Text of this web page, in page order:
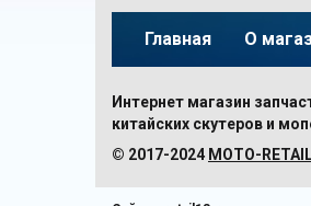
Главная О
Интернет магазин
китайских скутеров и
© 2017-2024 MOTO-